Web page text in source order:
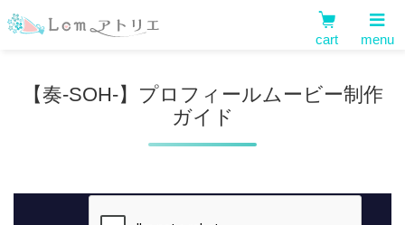
cart menu
【奏-SOH-】プロフィールムービー制作
ガイド